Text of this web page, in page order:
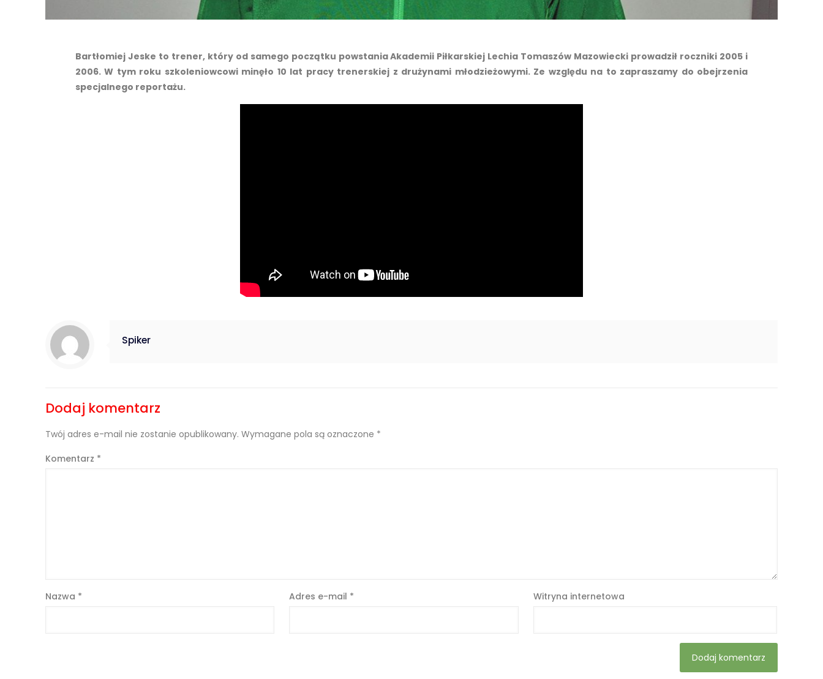
Bartłomiej Jeske to trener, który od samego początku powstania Akademii Piłkarskiej Lechia Tomaszów Mazowiecki prowadził roczniki 2005 i
2006. W tym roku szkoleniowcowi minęło 10 lat pracy trenerskiej z drużynami młodzieżowymi. Ze względu na to zapraszamy do obejrzenia
specjalnego reportażu.
Spiker
Dodaj komentarz
Twój adres e-mail nie zostanie opublikowany. Wymagane pola są oznaczone *
Komentarz *
Nazwa * Adres e-mail * Witryna internetowa